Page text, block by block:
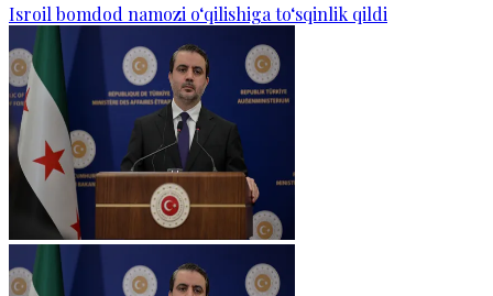
Isroil bomdod namozi o‘qilishiga to‘sqinlik qildi